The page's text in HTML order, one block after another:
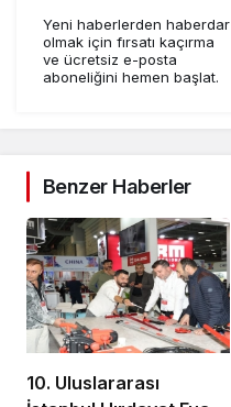
Yeni haberlerden haberdar
olmak için fırsatı kaçırma
ve ücretsiz e-posta
aboneliğini hemen başlat.
Benzer Haberler
10. Uluslararası